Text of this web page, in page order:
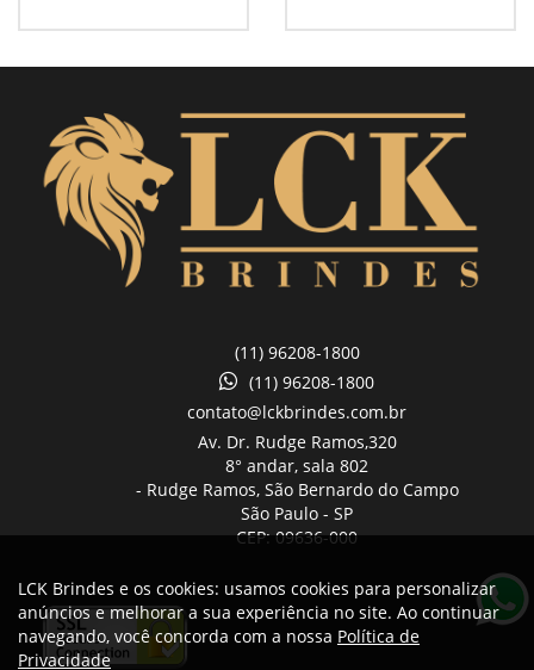
(11) 96208-1800
(11) 96208-1800
contato@lckbrindes.com.br
Av. Dr. Rudge Ramos,320
8° andar, sala 802
- Rudge Ramos, São Bernardo do Campo
São Paulo - SP
CEP: 09636-000
LCK Brindes e os cookies: usamos cookies para personalizar
anúncios e melhorar a sua experiência no site. Ao continuar
navegando, você concorda com a nossa Política de
Privacidade